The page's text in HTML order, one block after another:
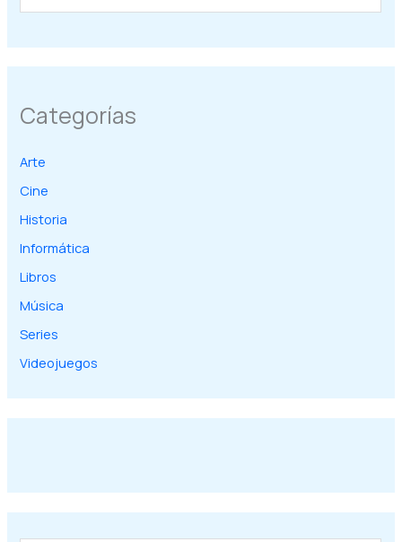
Categorías
Arte
Cine
Historia
Informática
Libros
Música
Series
Videojuegos